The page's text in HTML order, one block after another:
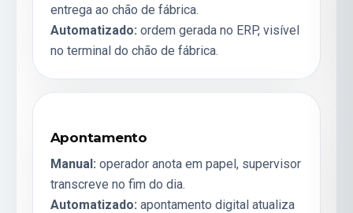
entrega ao chão de fábrica.
Automatizado: ordem gerada no ERP, visível
no terminal do chão de fábrica.
Apontamento
Manual: operador anota em papel, supervisor
transcreve no fim do dia.
Automatizado: apontamento digital atualiza